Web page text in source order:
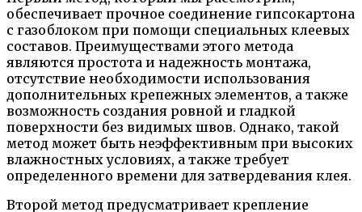
обеспечивает прочное соединение гипсокартона
с газоблоком при помощи специальных клеевых
составов. Преимуществами этого метода
являются простота и надежность монтажа,
отсутствие необходимости использования
дополнительных крепежных элементов, а также
возможность создания ровной и гладкой
поверхности без видимых швов. Однако, такой
метод может быть неэффективным при высоких
влажностных условиях, а также требует
определенного времени для затвердевания клея.
Второй метод предусматривает крепление